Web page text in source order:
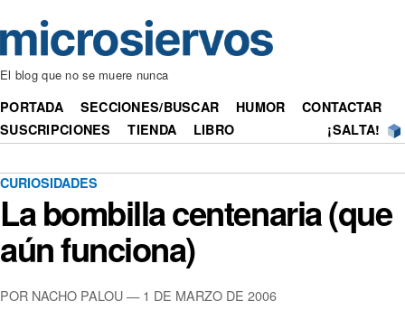
El blog que no se muere nunca
PORTADA SECCIONES/BUSCAR HUMOR
CONTACTAR
SUSCRIPCIONES
TIENDA LIBRO ¡SALTA!
CURIOSIDADES
La bombilla centenaria (que
aún funciona)
POR NACHO PALOU — 1 DE MARZO DE 2006